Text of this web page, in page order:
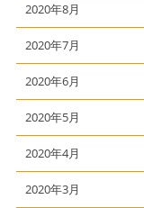
2020年8月
2020年7月
2020年6月
2020年5月
2020年4月
2020年3月